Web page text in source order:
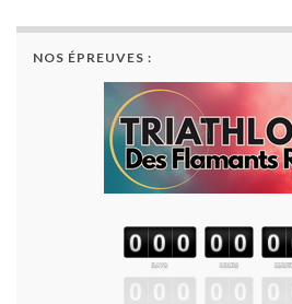
NOS ÉPREUVES :